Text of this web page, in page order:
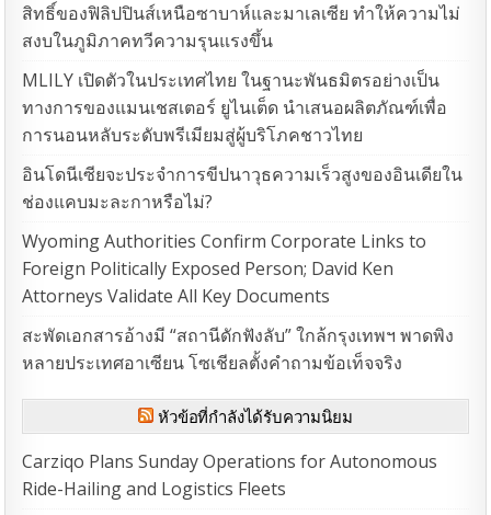
สิทธิ์ของฟิลิปปินส์เหนือซาบาห์และมาเลเซีย ทำให้ความไม่
สงบในภูมิภาคทวีความรุนแรงขึ้น
MLILY เปิดตัวในประเทศไทย ในฐานะพันธมิตรอย่างเป็น
ทางการของแมนเชสเตอร์ ยูไนเต็ด นำเสนอผลิตภัณฑ์เพื่อ
การนอนหลับระดับพรีเมียมสู่ผู้บริโภคชาวไทย
อินโดนีเซียจะประจำการขีปนาวุธความเร็วสูงของอินเดียใน
ช่องแคบมะละกาหรือไม่?
Wyoming Authorities Confirm Corporate Links to
Foreign Politically Exposed Person; David Ken
Attorneys Validate All Key Documents
สะพัดเอกสารอ้างมี “สถานีดักฟังลับ” ใกล้กรุงเทพฯ พาดพิง
หลายประเทศอาเซียน โซเชียลตั้งคำถามข้อเท็จจริง
หัวข้อที่กำลังได้รับความนิยม
Carziqo Plans Sunday Operations for Autonomous
Ride-Hailing and Logistics Fleets